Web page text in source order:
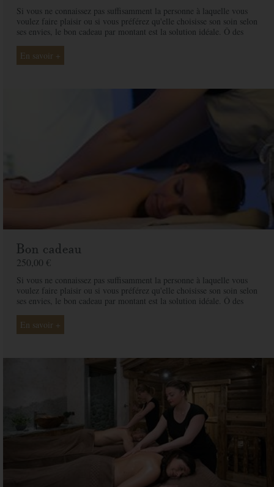
Si vous ne connaissez pas suffisamment la personne à laquelle vous
voulez faire plaisir ou si vous préférez qu'elle choisisse son soin selon
ses envies, le bon cadeau par montant est la solution idéale. Ô des
proche et ainsi rendre ce moment exceptionnel.
En savoir +
Bon cadeau
250,00 €
Si vous ne connaissez pas suffisamment la personne à laquelle vous
voulez faire plaisir ou si vous préférez qu'elle choisisse son soin selon
ses envies, le bon cadeau par montant est la solution idéale. Ô des
proche et ainsi rendre ce moment exceptionnel.
En savoir +